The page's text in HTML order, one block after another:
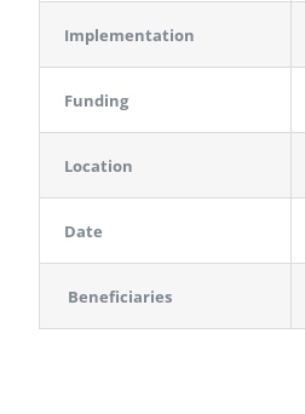
Implementation
Funding
Location
Date
Beneficiaries